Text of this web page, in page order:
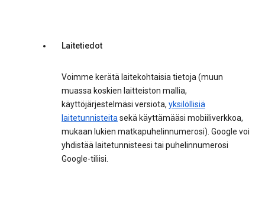
Laitetiedot
Voimme kerätä laitekohtaisia tietoja (muun
muassa koskien laitteiston mallia,
käyttöjärjestelmäsi versiota, yksilöllisiä
laitetunnisteitasekä käyttämääsi mobiiliverkkoa,
mukaan lukien matkapuhelinnumerosi). Google voi
yhdistää laitetunnisteesi tai puhelinnumerosi
Google-tiliisi.